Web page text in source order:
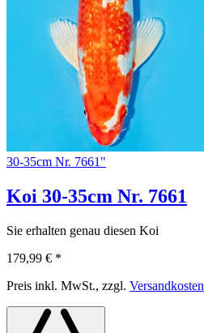
30-35cm Nr. 7661"
Koi 30-35cm Nr. 7661
Sie erhalten genau diesen Koi
179,99 € *
Preis inkl. MwSt., zzgl. Versandkosten